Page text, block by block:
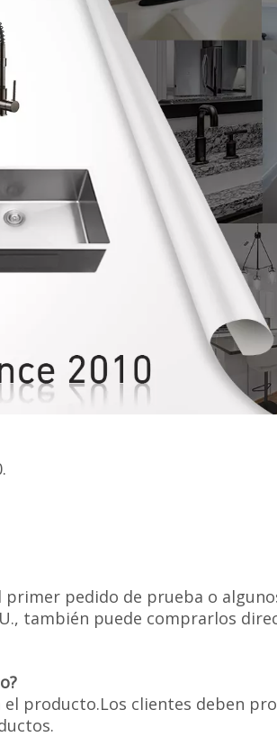
pedido de prueba o
también puede comprarlos
producto.Los clientes deben